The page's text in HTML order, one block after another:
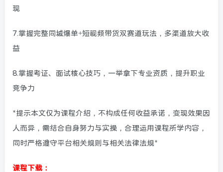
现
7.掌握完整同城爆单+短视频带货双赛道玩法，多渠道放大收
益
8.掌握考证、面试核心技巧，一举拿下专业资质，提升职业
竞争力
*提示本文仅为课程介绍，不构成任何收益承诺，变现效果因
人而异，需结合自身努力与实操，合理运用课程所学内容，
同时严格遵守平台相关规则与相关法律法规*
课程下载：